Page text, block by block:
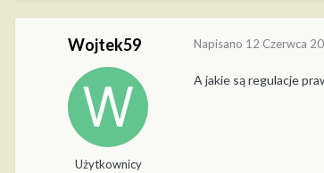
Wojtek59
Użytkownicy
Napisano 12 Czerwca
A jakie są regulacje